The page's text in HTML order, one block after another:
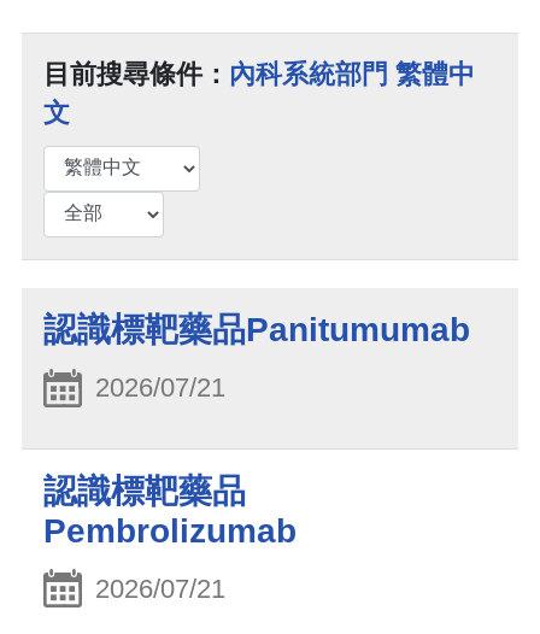
目前搜尋條件： 內科系統部門 繁體中
文
認識標靶藥品Panitumumab
2026/07/21
認識標靶藥品
Pembrolizumab
2026/07/21